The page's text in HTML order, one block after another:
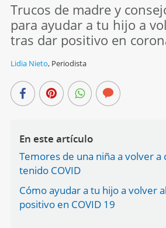
Trucos de madre y
para ayudar a tu hijo a
tras dar positivo en
Lidia Nieto, Periodista
En este artículo
Temores de una niña a volver a
tenido COVID
Cómo ayudar a tu hijo a volver
positivo en COVID 19